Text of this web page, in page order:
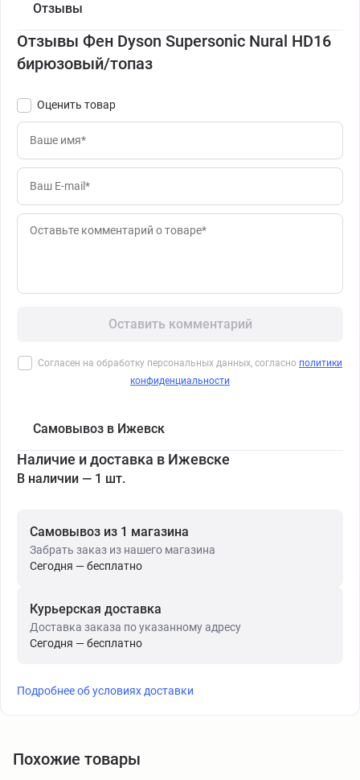
Отзывы
Отзывы Фен Dyson Supersonic Nural HD16
бирюзовый/топаз
Оценить товар
Оставить комментарий
Согласен на обработку персональных данных, согласно политики
конфиденциальности
Самовывоз в Ижевск
Наличие и доставка в Ижевске
В наличии — 1 шт.
Самовывоз из 1 магазина
Забрать заказ из нашего магазина
Сегодня — бесплатно
Курьерская доставка
Доставка заказа по указанному адресу
Сегодня — бесплатно
Подробнее об условиях доставки
Похожие товары